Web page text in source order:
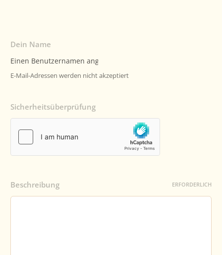
Dein Name
E-Mail-Adressen werden nicht akzeptiert
Sicherheitsüberprüfung
Beschreibung ERFORDERLICH